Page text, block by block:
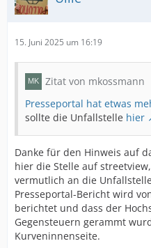
15. Juni 2025 um 16:19
Zitat von mkossmann
Presseportal hat etwas
sollte die Unfallstelle hier
Danke für den Hinweis auf
hier die Stelle auf
vermutlich an die
Presseportal-Bericht wird
berichtet und dass der
Gegensteuern gerammt
Kurveninnenseite.